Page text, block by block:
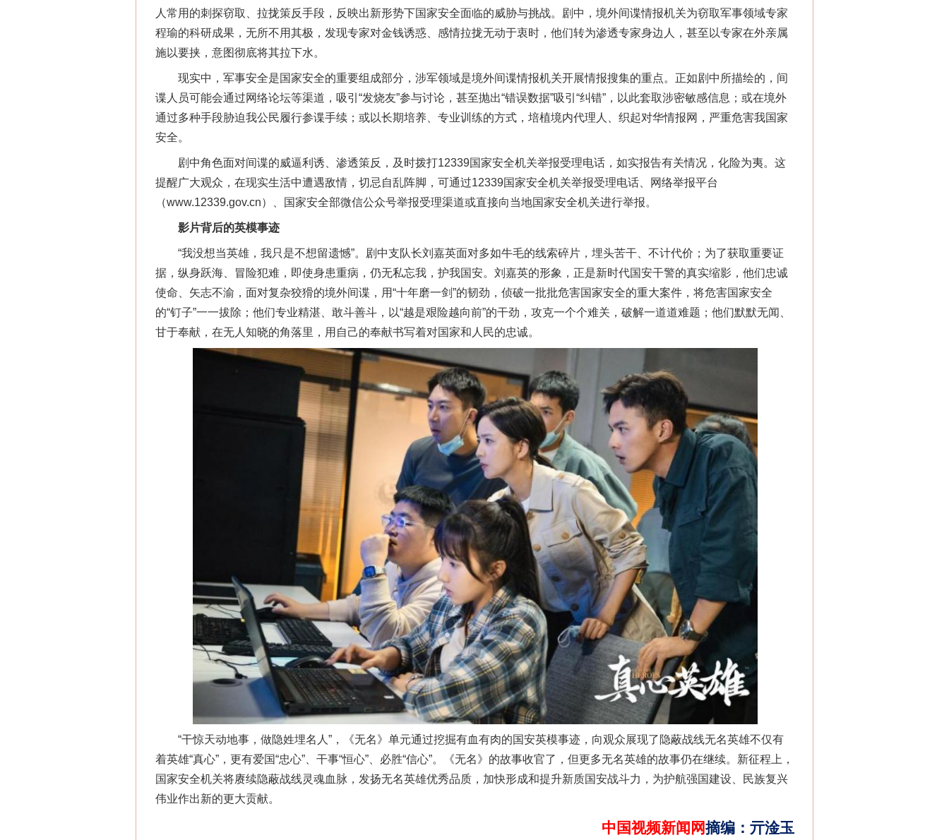
人常用的刺探窃取、拉拢策反手段，反映出新形势下国家安全面临的威胁与挑战。剧中，境外间谍情报机关为窃取军事领域专家
程瑜的科研成果，无所不用其极，发现专家对金钱诱惑、感情拉拢无动于衷时，他们转为渗透专家身边人，甚至以专家在外亲属
施以要挟，意图彻底将其拉下水。
现实中，军事安全是国家安全的重要组成部分，涉军领域是境外间谍情报机关开展情报搜集的重点。正如剧中所描绘的，间
谍人员可能会通过网络论坛等渠道，吸引“发烧友”参与讨论，甚至抛出“错误数据”吸引“纠错”，以此套取涉密敏感信息；或在境外
通过多种手段胁迫我公民履行参谍手续；或以长期培养、专业训练的方式，培植境内代理人、织起对华情报网，严重危害我国家
安全。
剧中角色面对间谍的威逼利诱、渗透策反，及时拨打12339国家安全机关举报受理电话，如实报告有关情况，化险为夷。这
提醒广大观众，在现实生活中遭遇敌情，切忌自乱阵脚，可通过12339国家安全机关举报受理电话、网络举报平台
（www.12339.gov.cn）、国家安全部微信公众号举报受理渠道或直接向当地国家安全机关进行举报。
影片背后的英模事迹
“我没想当英雄，我只是不想留遗憾”。剧中支队长刘嘉英面对多如牛毛的线索碎片，埋头苦干、不计代价；为了获取重要证
据，纵身跃海、冒险犯难，即使身患重病，仍无私忘我，护我国安。刘嘉英的形象，正是新时代国安干警的真实缩影，他们忠诚
使命、矢志不渝，面对复杂狡猾的境外间谍，用“十年磨一剑”的韧劲，侦破一批批危害国家安全的重大案件，将危害国家安全
的“钉子”一一拔除；他们专业精湛、敢斗善斗，以“越是艰险越向前”的干劲，攻克一个个难关，破解一道道难题；他们默默无闻、
甘于奉献，在无人知晓的角落里，用自己的奉献书写着对国家和人民的忠诚。
“干惊天动地事，做隐姓埋名人”，《无名》单元通过挖掘有血有肉的国安英模事迹，向观众展现了隐蔽战线无名英雄不仅有
着英雄“真心”，更有爱国“忠心”、干事“恒心”、必胜“信心”。《无名》的故事收官了，但更多无名英雄的故事仍在继续。新征程上，
国家安全机关将赓续隐蔽战线灵魂血脉，发扬无名英雄优秀品质，加快形成和提升新质国安战斗力，为护航强国建设、民族复兴
伟业作出新的更大贡献。
中国视频新闻网摘编 ： 亓淦玉
网上购药对药下症？
茶叶“炒上天”
“神药”背后的真相
这是一记警钟！ 谢谢有你温暖了四季 法官巧妙执行解纠纷
今年投资意愿榜揭晓 新中国诞生的见证
习近平的博鳌关键词
魏明亮严重违纪违法案透视
千亩耕地变“别墅”